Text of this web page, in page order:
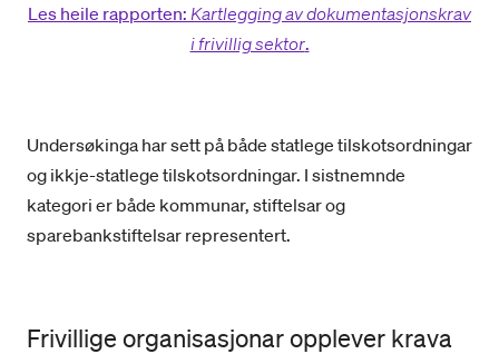
Les heile rapporten: Kartlegging av dokumentasjonskrav
i frivillig sektor.
Undersøkinga har sett på både statlege tilskotsordningar
og ikkje-statlege tilskotsordningar. I sistnemnde
kategori er både kommunar, stiftelsar og
sparebankstiftelsar representert.
Frivillige organisasjonar opplever krava